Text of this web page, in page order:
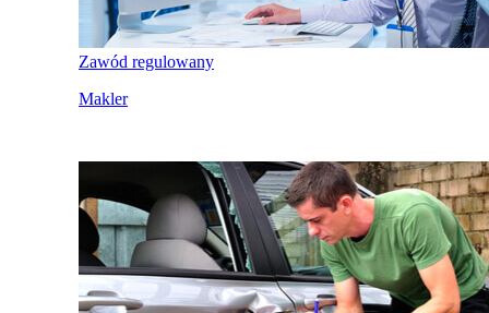
Zawód regulowany
Makler